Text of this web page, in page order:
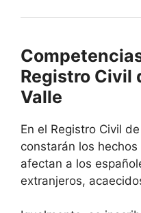
Registro Civil
Valle
En el Registro Civil
constarán los
afectan a los
extranjeros,